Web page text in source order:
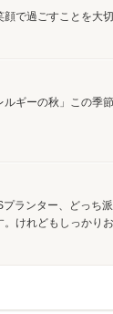
で過ごすことを大
ルギーの秋」この季
プランター、どっち
。けれどもしっかり